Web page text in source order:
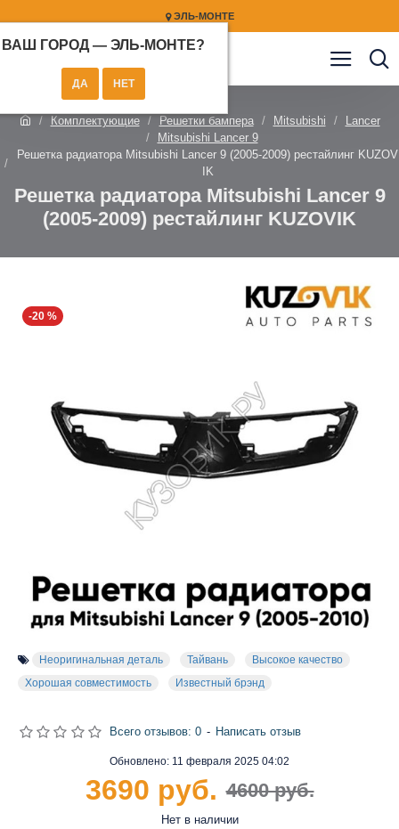
ЭЛЬ-МОНТЕ
ВАШ ГОРОД — ЭЛЬ-МОНТЕ?
Комплектующие Решетки бампера Mitsubishi
Lancer
Mitsubishi Lancer 9
Решетка радиатора Mitsubishi Lancer 9 (2005-2009) рестайлинг KUZOV
IK
Решетка радиатора Mitsubishi Lancer 9
(2005-2009) рестайлинг KUZOVIK
-20 %
Неоригинальная деталь Тайвань
Высокое качество
Хорошая совместимость
Известный брэнд
Обновлено: 11 февраля 2025 04:02
Нет в наличии
Всего отзывов: 0 - Написать отзыв
4600 руб.
3690 руб.